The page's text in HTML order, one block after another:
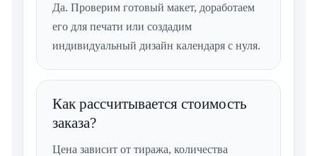
Да. Проверим готовый макет, доработаем
его для печати или создадим
индивидуальный дизайн календаря с нуля.
Как рассчитывается стоимость
заказа?
Цена зависит от тиража, количества